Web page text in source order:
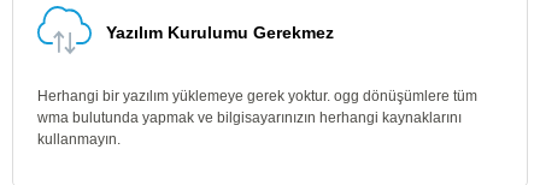
Yazılım Kurulumu Gerekmez
Herhangi bir yazılım yüklemeye gerek yoktur. ogg dönüşümlere tüm
wma bulutunda yapmak ve bilgisayarınızın herhangi kaynaklarını
kullanmayın.